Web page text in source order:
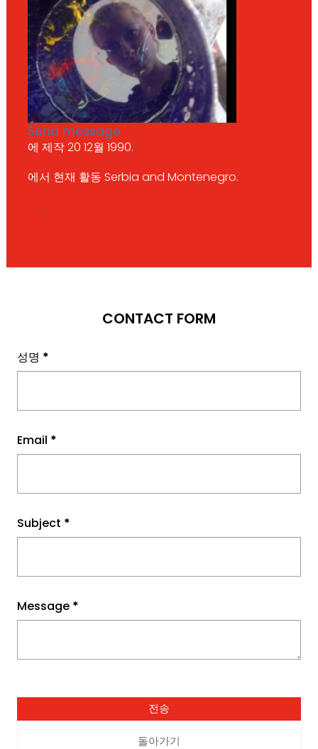
Send message
에 제작 20 12월 1990.
에서 현재 활동 Serbia and Montenegro.
...
CONTACT FORM
성명 *
Email *
Subject *
Message *
돌아가기